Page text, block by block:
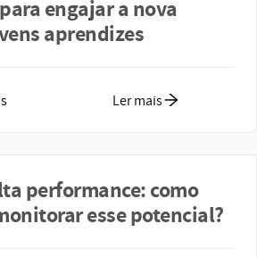
engajar a nova
aprendizes
Ler mais
performance: como
esse potencial?